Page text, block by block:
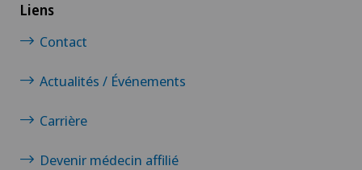
Liens
Contact
Actualités / Événements
Carrière
Devenir médecin affilié